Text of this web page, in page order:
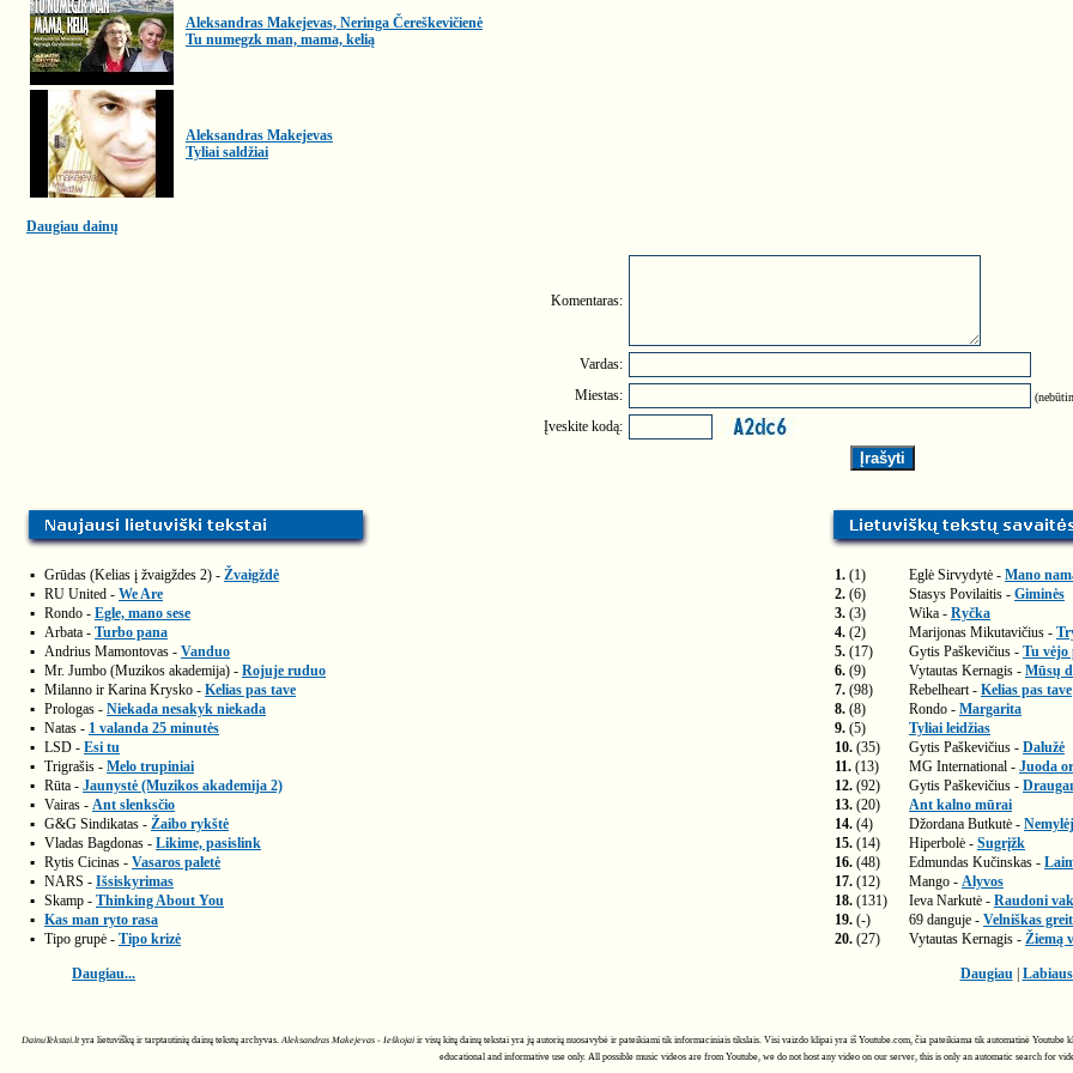
Aleksandras Makejevas, Neringa Čereškevičienė
Tu numegzk man, mama, kelią
Aleksandras Makejevas
Tyliai saldžiai
Daugiau dainų
Komentaras:
Vardas:
Miestas:
Įveskite kodą:
▪ Grūdas (Kelias į žvaigždes 2) - Žvaigždė
▪ RU United - We Are
▪ Rondo - Egle, mano sese
▪ Arbata - Turbo pana
▪ Andrius Mamontovas - Vanduo
▪ Mr. Jumbo (Muzikos akademija) - Rojuje ruduo
▪ Milanno ir Karina Krysko - Kelias pas tave
▪ Prologas - Niekada nesakyk niekada
▪ Natas - 1 valanda 25 minutės
▪ LSD - Esi tu
▪ Trigrašis - Melo trupiniai
▪ Rūta - Jaunystė (Muzikos akademija 2)
▪ Vairas - Ant slenksčio
▪ G&G Sindikatas - Žaibo rykštė
▪ Vladas Bagdonas - Likime, pasislink
▪ Rytis Cicinas - Vasaros paletė
▪ NARS - Išsiskyrimas
▪ Skamp - Thinking About You
▪ Kas man ryto rasa
▪ Tipo grupė - Tipo krizė
Daugiau...
1. (1) Eglė Sirvydytė - Mano
2. (6) Stasys Povilaitis - Giminės
3. (3) Wika - Ryčka
4. (2) Marijonas Mikutavičius -
5. (17) Gytis Paškevičius - Tu vėjo
6. (9) Vytautas Kernagis - Mūsų
7. (98) Rebelheart - Kelias pas tave
8. (8) Rondo - Margarita
9. (5)
Tyliai leidžias
10. (35) Gytis Paškevičius - Dalužė
11. (13) MG International - Juoda
12. (92) Gytis Paškevičius -
13. (20)
Ant kalno mūrai
14. (4) Džordana Butkutė -
15. (14) Hiperbolė - Sugrįžk
16. (48) Edmundas Kučinskas -
17. (12) Mango - Alyvos
18. (131) Ieva Narkutė - Raudoni
19. (-) 69 danguje - Velniškas
20. (27) Vytautas Kernagis - Žiemą
Daugiau|
DainuTekstai.ltyra lietuviškų ir tarptautinių dainų tekstų archyvas.Aleksandras Makejevas - Ieškojai ir visų kitų dainų tekstai yra jų autorių nuosavybė ir pateikiami tik informaciniais tikslais. Visi vaizdo klipai yra iš Youtube.com, čia pateikiama tik automatinė
educational and informative use only. All possible music videos are from Youtube, we do not host any video on our server, this is only an automatic search for